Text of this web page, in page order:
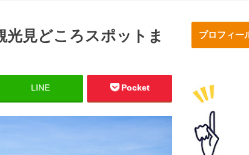
光見どころスポットま
LINE Pocket
プロフィー